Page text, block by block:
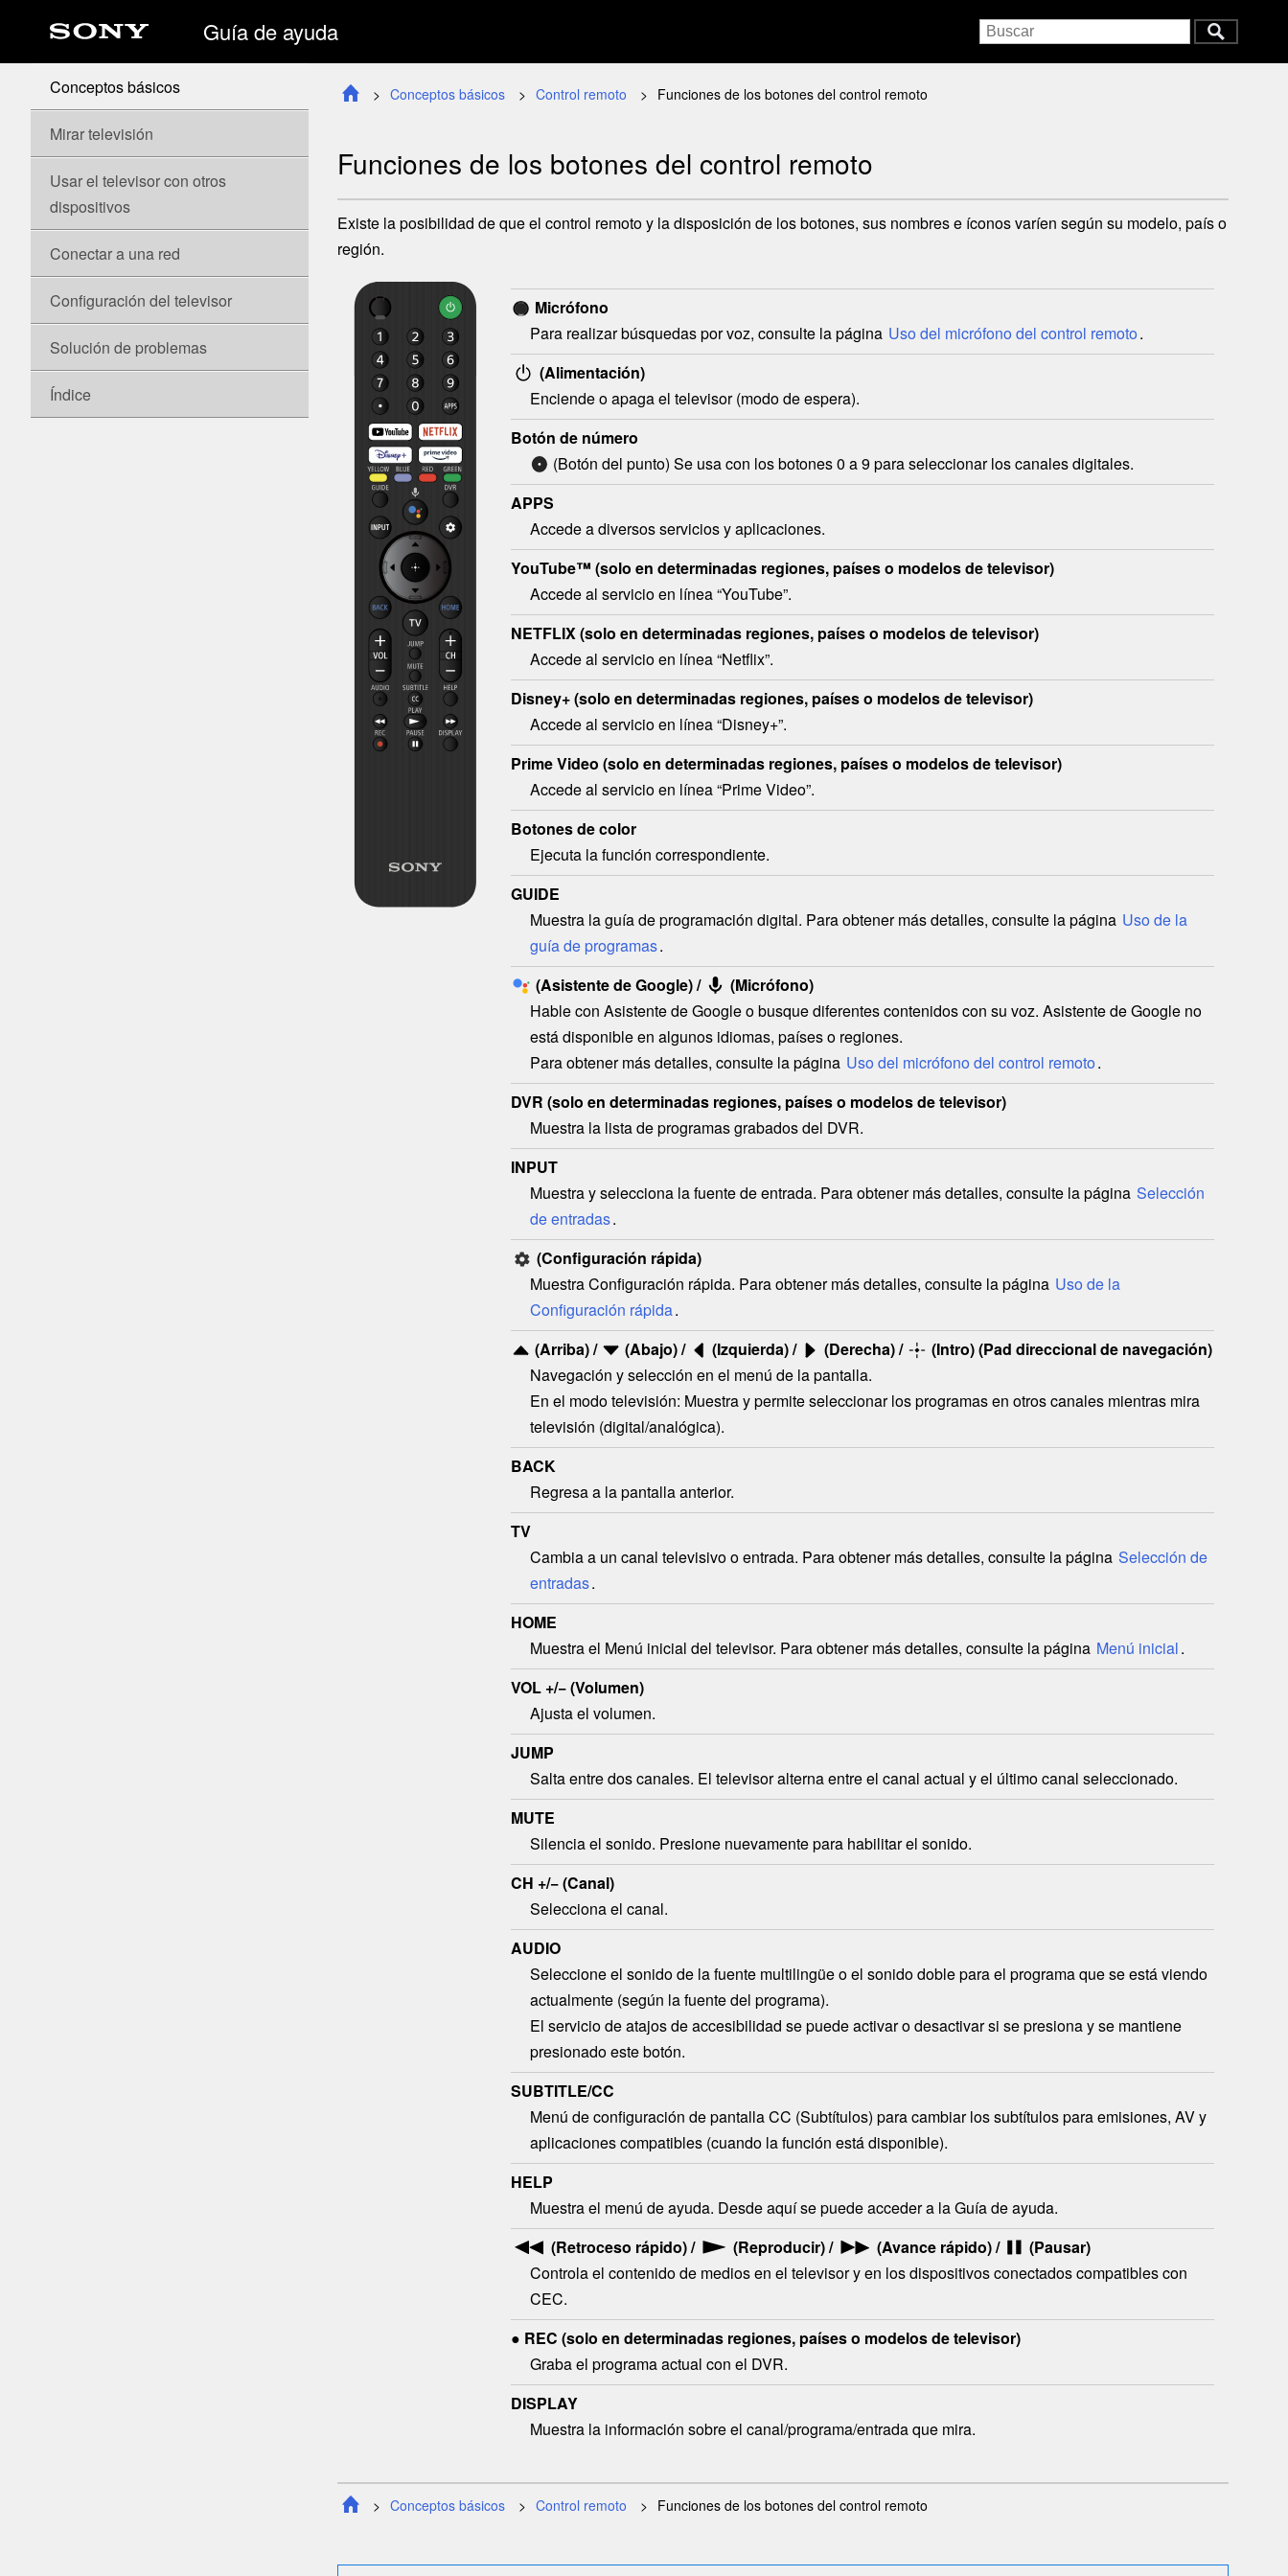
Guía de ayuda
Conceptos básicos Control remoto Funciones de los botones del control remoto
Funciones de los botones del control remoto
Existe la posibilidad de que el control remoto y la disposición de los botones, sus nombres e íconos varíen según su modelo, país o
región.
Micrófono
Para realizar búsquedas por voz, consulte la página Uso del micrófono del control remoto.
(Alimentación)
Enciende o apaga el televisor (modo de espera).
Botón de número
(Botón del punto) Se usa con los botones 0 a 9 para seleccionar los canales digitales.
APPS
Accede a diversos servicios y aplicaciones.
YouTube™ (solo en determinadas regiones, países o modelos de televisor)
Accede al servicio en línea “YouTube”.
NETFLIX(solo en determinadas regiones, países o modelos de televisor)
Accede al servicio en línea “Netflix”.
Disney+(solo en determinadas regiones, países o modelos de televisor)
Accede al servicio en línea “Disney+”.
Prime Video (solo en determinadas regiones, países o modelos de televisor)
Accede al servicio en línea “Prime Video”.
Botones de color
Ejecuta la función correspondiente.
GUIDE
Muestra la guía de programación digital. Para obtener más detalles, consulte la página Uso de la
guía de programas.
(Asistente de Google) /
(Micrófono)
Hable con Asistente de Googleo busque diferentes contenidos con su voz. Asistente de Google no
está disponible en algunos idiomas, países o regiones.
Para obtener más detalles, consulte la página Uso del micrófono del control remoto.
DVR (solo en determinadas regiones, países o modelos de televisor)
Muestra la lista de programas grabados del DVR.
INPUT
Muestra y selecciona la fuente de entrada. Para obtener más detalles, consulte la página Selección
de entradas.
(Configuración rápida)
MuestraConfiguración rápida. Para obtener más detalles, consulte la página Uso de la
Configuración rápida.
(Arriba) /
(Abajo) / (Izquierda) / (Derecha) /
(Intro) (Pad direccional de navegación)
Navegación y selección en el menú de la pantalla.
En el modo televisión: Muestra y permite seleccionar los programas en otros canales mientras mira
televisión (digital/analógica).
BACK
Regresa a la pantalla anterior.
TV
Cambia a un canal televisivo o entrada. Para obtener más detalles, consulte la página Selección de
entradas.
HOME
Muestra el Menú inicial del televisor. Para obtener más detalles, consulte la página Menú inicial.
VOL +/− (Volumen)
Ajusta el volumen.
JUMP
Salta entre dos canales. El televisor alterna entre el canal actual y el último canal seleccionado.
MUTE
Silencia el sonido. Presione nuevamente para habilitar el sonido.
CH +/− (Canal)
Selecciona el canal.
AUDIO
Seleccione el sonido de la fuente multilingüe o el sonido doble para el programa que se está viendo
actualmente (según la fuente del programa).
El servicio de atajos de accesibilidad se puede activar o desactivar si se presiona y se mantiene
presionado este botón.
SUBTITLE/CC
Menú de configuración de pantalla CC (Subtítulos) para cambiar los subtítulos para emisiones, AV y
aplicaciones compatibles (cuando la función está disponible).
HELP
Muestra el menú de ayuda. Desde aquí se puede acceder a la Guía de ayuda.
(Retroceso rápido) /
(Reproducir) / (Avance rápido) /
(Pausar)
Controla el contenido de medios en el televisor y en los dispositivos conectados compatibles con
CEC.
● REC (solo en determinadas regiones, países o modelos de televisor)
Graba el programa actual con el DVR.
DISPLAY
Muestra la información sobre el canal/programa/entrada que mira.
Conceptos básicos Control remoto Funciones de los botones del control remoto
Conceptos básicos
Mirar televisión
Usar el televisor con otros
dispositivos
Conectar a una red
Configuración del televisor
Solución de problemas
Índice